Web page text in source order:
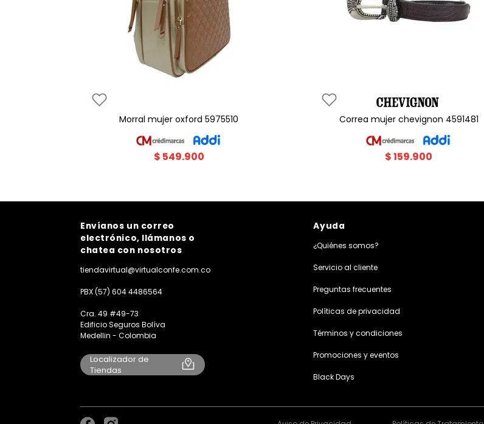
morral mujer oxford 5975510
$ 549.900
correa mujer chevignon 4591481
$159.900
Envíanos un correo
electrónico, llámanos o
chatea con nosotros
tiendavirtual@virtualconfe.com.co
PBX (57) 604 4486564
Cra. 49 #49-73
Edificio Seguros Bolíva
Medellin - Colombia
Localizador de
Tiendas
Ayuda
¿Quiénes somos?
Servicio al cliente
Preguntas frecuentes
Políticas de privacidad
Términos y condiciones
Promociones y eventos
Black Days